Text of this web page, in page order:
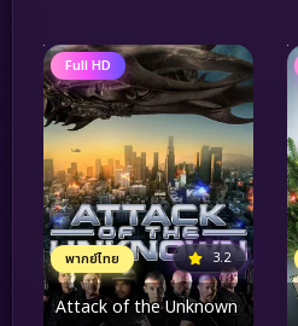
Full HD
พากย์ไทย 3.2
Attack of the Unknown